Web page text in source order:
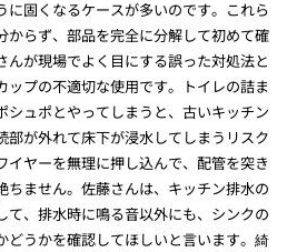
に固くなるケースが多いのです。これら
からず、部品を完全に分解して初めて確
んが現場でよく目にする誤った対処法と
ップの不適切な使用です。トイレの詰ま
シュポとやってしまうと、古いキッチン
部が外れて床下が浸水してしまうリスク
イヤーを無理に押し込んで、配管を突き
ちません。佐藤さんは、キッチン排水の
て、排水時に鳴る音以外にも、シンクの
どうかを確認してほしいと言います。綺